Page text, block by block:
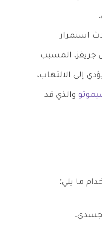
استمرار
جريفز، المسبب
إلى الالتهاب،
والذي قد
ما يلي: